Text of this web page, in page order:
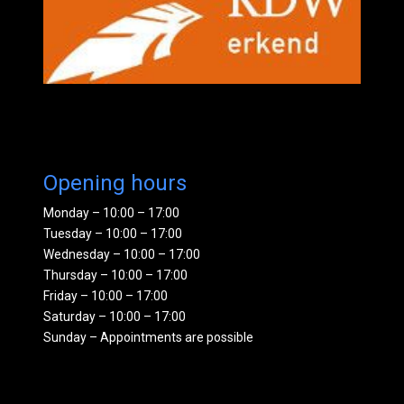
Opening hours
Monday – 10:00 – 17:00
Tuesday – 10:00 – 17:00
Wednesday – 10:00 – 17:00
Thursday – 10:00 – 17:00
Friday – 10:00 – 17:00
Saturday – 10:00 – 17:00
Sunday – Appointments are possible